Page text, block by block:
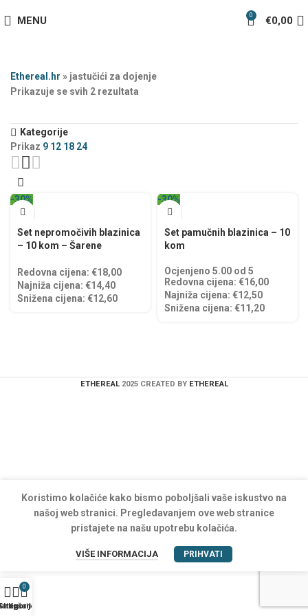
MENU 0 €0,00
Ethereal.hr » jastučići za dojenje
Prikazuje se svih 2 rezultata
Kategorije
Prikaz 9 12 18 24
-30%
Set nepromočivih blazinica
– 10 kom – Šarene
Redovna cijena: €18,00
Najniža cijena: €14,40
Snižena cijena: €12,60
-30%
Set pamučnih blazinica – 10
kom
Ocjenjeno 5.00 od 5
Redovna cijena: €16,00
Najniža cijena: €12,50
Snižena cijena: €11,20
ETHEREAL 2025 CREATED BY ETHEREAL
Koristimo kolačiće kako bismo poboljšali vaše iskustvo na
našoj web stranici. Pregledavanjem ove web stranice
pristajete na našu upotrebu kolačića.
VIŠE INFORMACIJA PRIHVATI
0
Košarica